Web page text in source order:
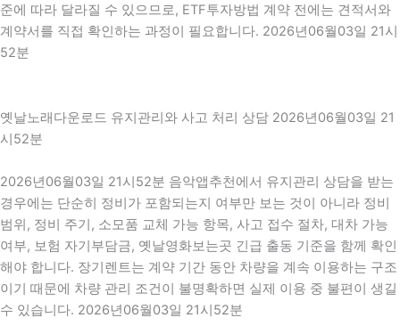
준에 따라 달라질 수 있으므로, ETF투자방법 계약 전에는 견적서와
계약서를 직접 확인하는 과정이 필요합니다. 2026년06월03일 21시
52분
옛날노래다운로드 유지관리와 사고 처리 상담 2026년06월03일 21
시52분
2026년06월03일 21시52분 음악앱추천에서 유지관리 상담을 받는
경우에는 단순히 정비가 포함되는지 여부만 보는 것이 아니라 정비
범위, 정비 주기, 소모품 교체 가능 항목, 사고 접수 절차, 대차 가능
여부, 보험 자기부담금, 옛날영화보는곳 긴급 출동 기준을 함께 확인
해야 합니다. 장기렌트는 계약 기간 동안 차량을 계속 이용하는 구조
이기 때문에 차량 관리 조건이 불명확하면 실제 이용 중 불편이 생길
수 있습니다. 2026년06월03일 21시52분